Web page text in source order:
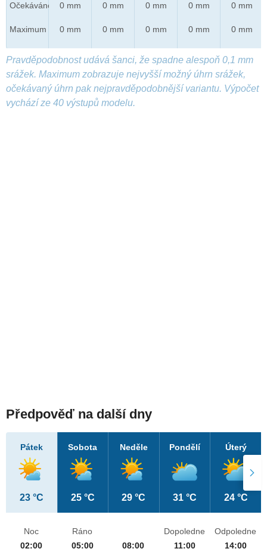
Očekáváno
Maximum
0 mm
0 mm
0 mm
0 mm
0 mm
0 mm
0 mm
0 mm
0 mm
0 mm
Pravděpodobnost udává šanci, že spadne alespoň 0,1 mm
srážek. Maximum zobrazuje nejvyšší možný úhrn srážek,
očekávaný úhrn pak nejpravděpodobnější variantu. Výpočet
vychází ze 40 výstupů modelu.
Předpověď na další dny
Pátek
23 °C
Sobota
25 °C
Neděle
29 °C
Pondělí
31 °C
Úterý
24 °C
Noc
02:00
Ráno
05:00
08:00
Dopoledne
11:00
Odpoledne
14:00